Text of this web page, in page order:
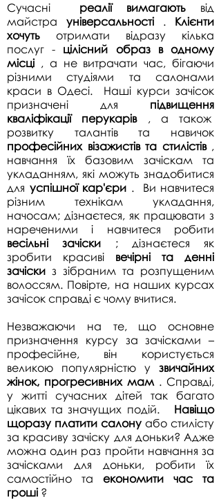
Сучасні
реалії вимагають від
майстра універсальності. Клієнти
хочуть отримати відразу кілька
послуг - цілісний образ в одному
місці, а не витрачати час, бігаючи
різними студіями та салонами
краси в Одесі.
Наші курси зачісок
призначені для підвищення
кваліфікації перукарів, а також
розвитку талантів та навичок
професійних візажистів та стилістів,
навчання їх базовим зачіскам та
укладанням, які можуть знадобитися
для успішної кар'єри .
Ви навчитеся
різним технікам укладання,
начосам; дізнаєтеся, як працювати з
нареченими і навчитеся робити
весільні зачіски ; дізнаєтеся як
зробити красиві вечірні та денні
зачіски з зібраним та розпущеним
волоссям. Повірте, на наших курсах
зачісок справді є чому вчитися.
Незважаючи на те, що основне
призначення курсу за зачісками –
професійне, він користується
великою популярністю у звичайних
жінок, прогресивних мам. Справді,
у житті сучасних дітей так багато
цікавих та значущих подій.
Навіщо
щоразу платити салону або стилісту
за красиву зачіску для доньки? Адже
можна один раз пройти навчання за
зачісками для доньки, робити їх
самостійно та економити час та
гроші?